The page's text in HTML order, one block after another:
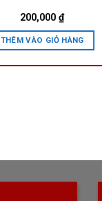
200,000₫
THÊM VÀO GIỎ HÀNG